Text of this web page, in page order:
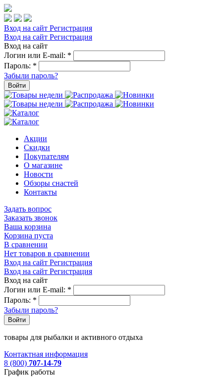
Вход на сайт Регистрация
Вход на сайт Регистрация
Вход на сайт
Логин или E-mail: *
Пароль: *
Забыли пароль?
Войти
Акции
Скидки
Покупателям
О магазине
Новости
Обзоры снастей
Контакты
Задать вопрос
Заказать звонок
Ваша корзина
Корзина пуста
В сравнении
Нет товаров в сравнении
Вход на сайт Регистрация
Вход на сайт Регистрация
Вход на сайт
Логин или E-mail: *
Пароль: *
Забыли пароль?
Войти
товары для рыбалки и активного отдыха
Контактная информация
8 (800) 707-14-79
График работы